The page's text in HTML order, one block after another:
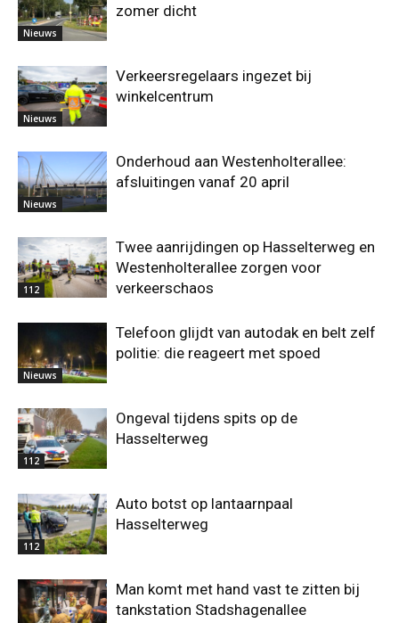
Nieuws
zomer dicht
Nieuws
Verkeersregelaars ingezet bij
winkelcentrum
Nieuws
Onderhoud aan Westenholterallee:
afsluitingen vanaf 20 april
112
Twee aanrijdingen op Hasselterweg en
Westenholterallee zorgen voor
verkeerschaos
Nieuws
Telefoon glijdt van autodak en belt zelf
politie: die reageert met spoed
112
Ongeval tijdens spits op de
Hasselterweg
112
Auto botst op lantaarnpaal
Hasselterweg
Man komt met hand vast te zitten bij
tankstation Stadshagenallee